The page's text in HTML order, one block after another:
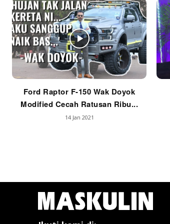
Ford Raptor F-150 Wak Doyok
Modified Cecah Ratusan Ribu...
14 Jan 2021